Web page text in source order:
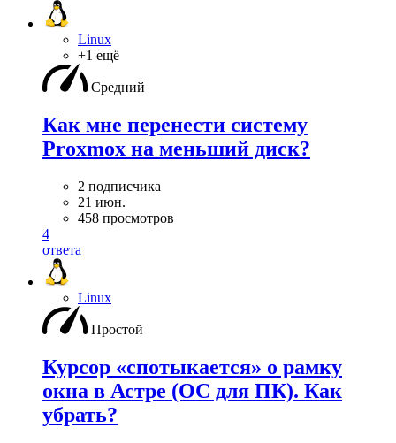
Linux
+1 ещё
Средний
Как мне перенести систему
Proxmox на меньший диск?
2 подписчика
21 июн.
458 просмотров
4
ответа
Linux
Простой
Курсор «спотыкается» о рамку
окна в Астре (ОС для ПК). Как
убрать?